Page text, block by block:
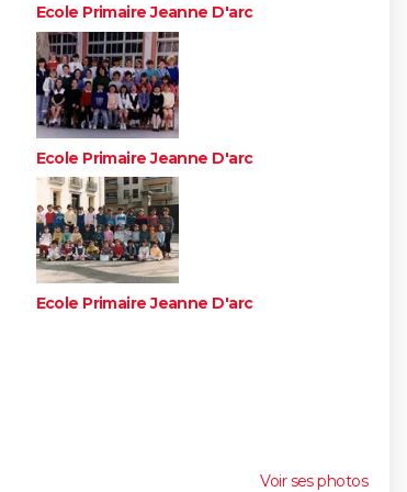
Ecole Primaire Jeanne D'arc
Ecole Primaire Jeanne D'arc
Ecole Primaire Jeanne D'arc
Voir ses photos